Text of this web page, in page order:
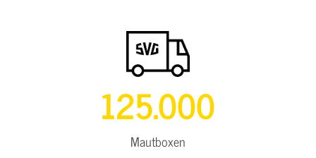
125.000
Mautboxen